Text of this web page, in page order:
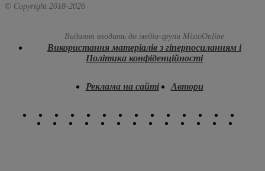
© Copyright 2018-2026
Видання входить до медіа-групи MistoOnline
Використання матеріалів з гіперпосиланням і
Політика конфіденційності
Реклама на сайті Автори